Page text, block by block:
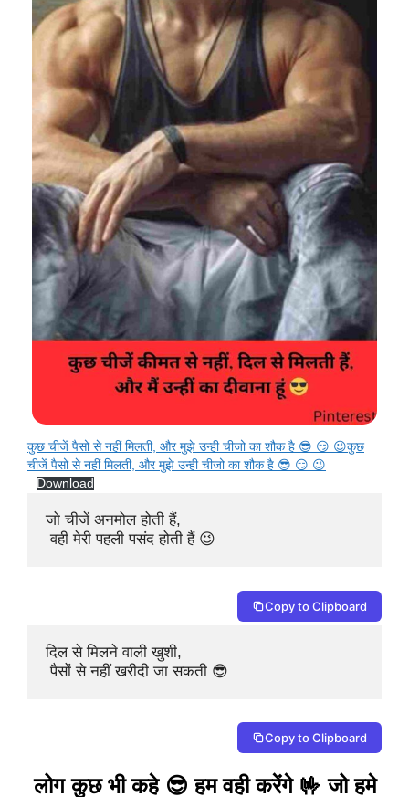
कुछ चीजें पैसो से नहीं मिलती, और मुझे उन्ही चीजो का शौक है 😎 😏 😉कुछ
चीजें पैसो से नहीं मिलती, और मुझे उन्ही चीजो का शौक है 😎 😏 😉
Download
जो चीजें अनमोल होती हैं,
वही मेरी पहली पसंद होती हैं 😉
Copy to Clipboard
दिल से मिलने वाली खुशी,
पैसों से नहीं खरीदी जा सकती 😎
Copy to Clipboard
लोग कुछ भी कहे 😎 हम वही करेंगे 🤟 जो हमे